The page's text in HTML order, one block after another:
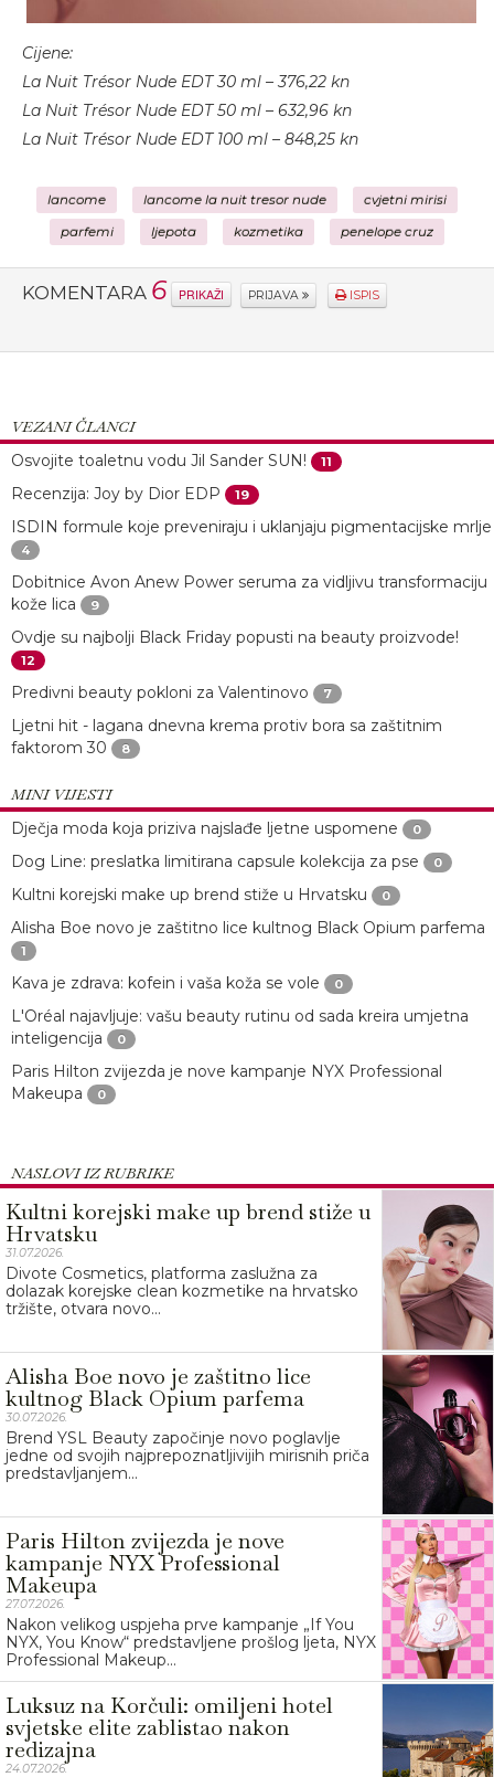
Cijene:
La Nuit Trésor Nude EDT 30 ml – 376,22 kn
La Nuit Trésor Nude EDT 50 ml – 632,96 kn
La Nuit Trésor Nude EDT 100 ml – 848,25 kn
lancome lancome la nuit tresor nude cvjetni mirisi
parfemi ljepota kozmetika penelope cruz
KOMENTARA 6 PRIKAŽI PRIJAVA ISPIS
VEZANI ČLANCI
Osvojite toaletnu vodu Jil Sander SUN!
11
Recenzija: Joy by Dior EDP 19
ISDIN formule koje preveniraju i uklanjaju pigmentacijske mrlje
4
Dobitnice Avon Anew Power seruma za vidljivu transformaciju
kože lica
9
Ovdje su najbolji Black Friday popusti na beauty proizvode!
12
Predivni beauty pokloni za Valentinovo 7
Ljetni hit - lagana dnevna krema protiv bora sa zaštitnim
faktorom 30
8
MINI VIJESTI
Dječja moda koja priziva najslađe ljetne uspomene
0
Dog Line: preslatka limitirana capsule kolekcija za pse 0
Kultni korejski make up brend stiže u Hrvatsku 0
Alisha Boe novo je zaštitno lice kultnog Black Opium parfema
1
Kava je zdrava: kofein i vaša koža se vole 0
L'Oréal najavljuje: vašu beauty rutinu od sada kreira umjetna
inteligencija
0
Paris Hilton zvijezda je nove kampanje NYX Professional
Makeupa
0
NASLOVI IZ RUBRIKE
Kultni korejski make up brend stiže u
Hrvatsku
31.07.2026.
Divote Cosmetics, platforma zaslužna za
dolazak korejske clean kozmetike na hrvatsko
tržište, otvara novo...
Alisha Boe novo je zaštitno lice
kultnog Black Opium parfema
30.07.2026.
Brend YSL Beauty započinje novo poglavlje
jedne od svojih najprepoznatljivijih mirisnih priča
predstavljanjem...
Paris Hilton zvijezda je nove
kampanje NYX Professional
Makeupa
27.07.2026.
Nakon velikog uspjeha prve kampanje „If You
NYX, You Know“ predstavljene prošlog ljeta, NYX
Professional Makeup...
Luksuz na Korčuli: omiljeni hotel
svjetske elite zablistao nakon
redizajna
24.07.2026.